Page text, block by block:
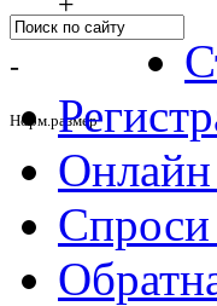
-
Норм.размер
Спроси